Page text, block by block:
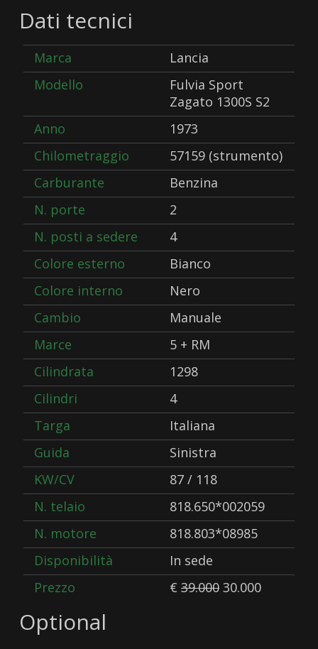
Dati tecnici
Marca
Lancia
Modello
Fulvia Sport
Zagato 1300S S2
Anno
1973
Chilometraggio
57159 (strumento)
Carburante
Benzina
N. porte
2
N. posti a sedere
4
Colore esterno
Bianco
Colore interno
Nero
Cambio
Manuale
Marce
5 + RM
Cilindrata
1298
Cilindri
4
Targa
Italiana
Guida
Sinistra
KW/CV
87 / 118
N. telaio
818.650*002059
N. motore
818.803*08985
Disponibilità
In sede
Prezzo
€ 39.00030.000
Optional